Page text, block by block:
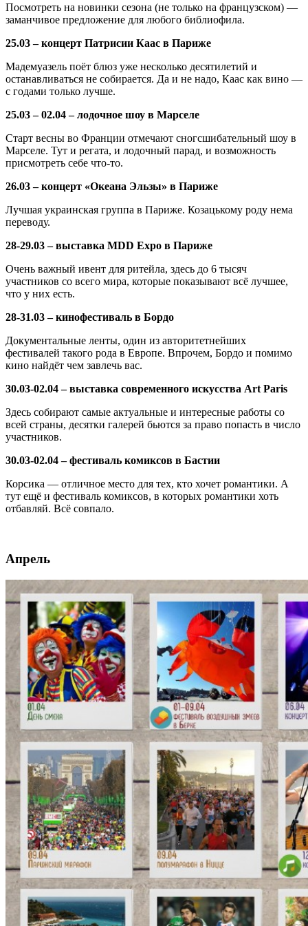
Посмотреть на новинки сезона (не только на французском) —
заманчивое предложение для любого библиофила.
25.03 – концерт Патрисии Каас в Париже
Мадемуазель поёт блюз уже несколько десятилетий и
останавливаться не собирается. Да и не надо, Каас как вино —
с годами только лучше.
25.03 – 02.04 – лодочное шоу в Марселе
Старт весны во Франции отмечают сногсшибательный шоу в
Марселе. Тут и регата, и лодочный парад, и возможность
присмотреть себе что-то.
26.03 – концерт «Океана Эльзы» в Париже
Лучшая украинская группа в Париже. Козацькому роду нема
переводу.
28-29.03 – выставка MDD Еxpo в Париже
Очень важный ивент для ритейла, здесь до 6 тысяч
участников со всего мира, которые показывают всё лучшее,
что у них есть.
28-31.03 – кинофестиваль в Бордо
Документальные ленты, один из авторитетнейших
фестивалей такого рода в Европе. Впрочем, Бордо и помимо
кино найдёт чем завлечь вас.
30.03-02.04 – выставка современного искусства Art Paris
Здесь собирают самые актуальные и интересные работы со
всей страны, десятки галерей бьются за право попасть в число
участников.
30.03-02.04 – фестиваль комиксов в Бастии
Корсика — отличное место для тех, кто хочет романтики. А
тут ещё и фестиваль комиксов, в которых романтики хоть
отбавляй. Всё совпало.
Апрель